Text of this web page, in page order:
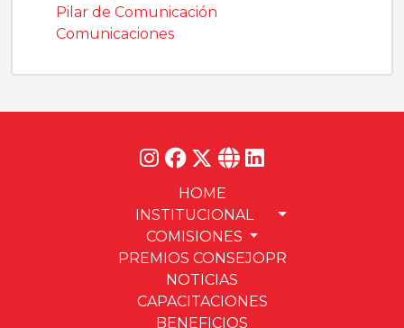
Pilar de Comunicación
Comunicaciones
HOME
INSTITUCIONAL
COMISIONES
PREMIOS CONSEJOPR
NOTICIAS
CAPACITACIONES
BENEFICIOS